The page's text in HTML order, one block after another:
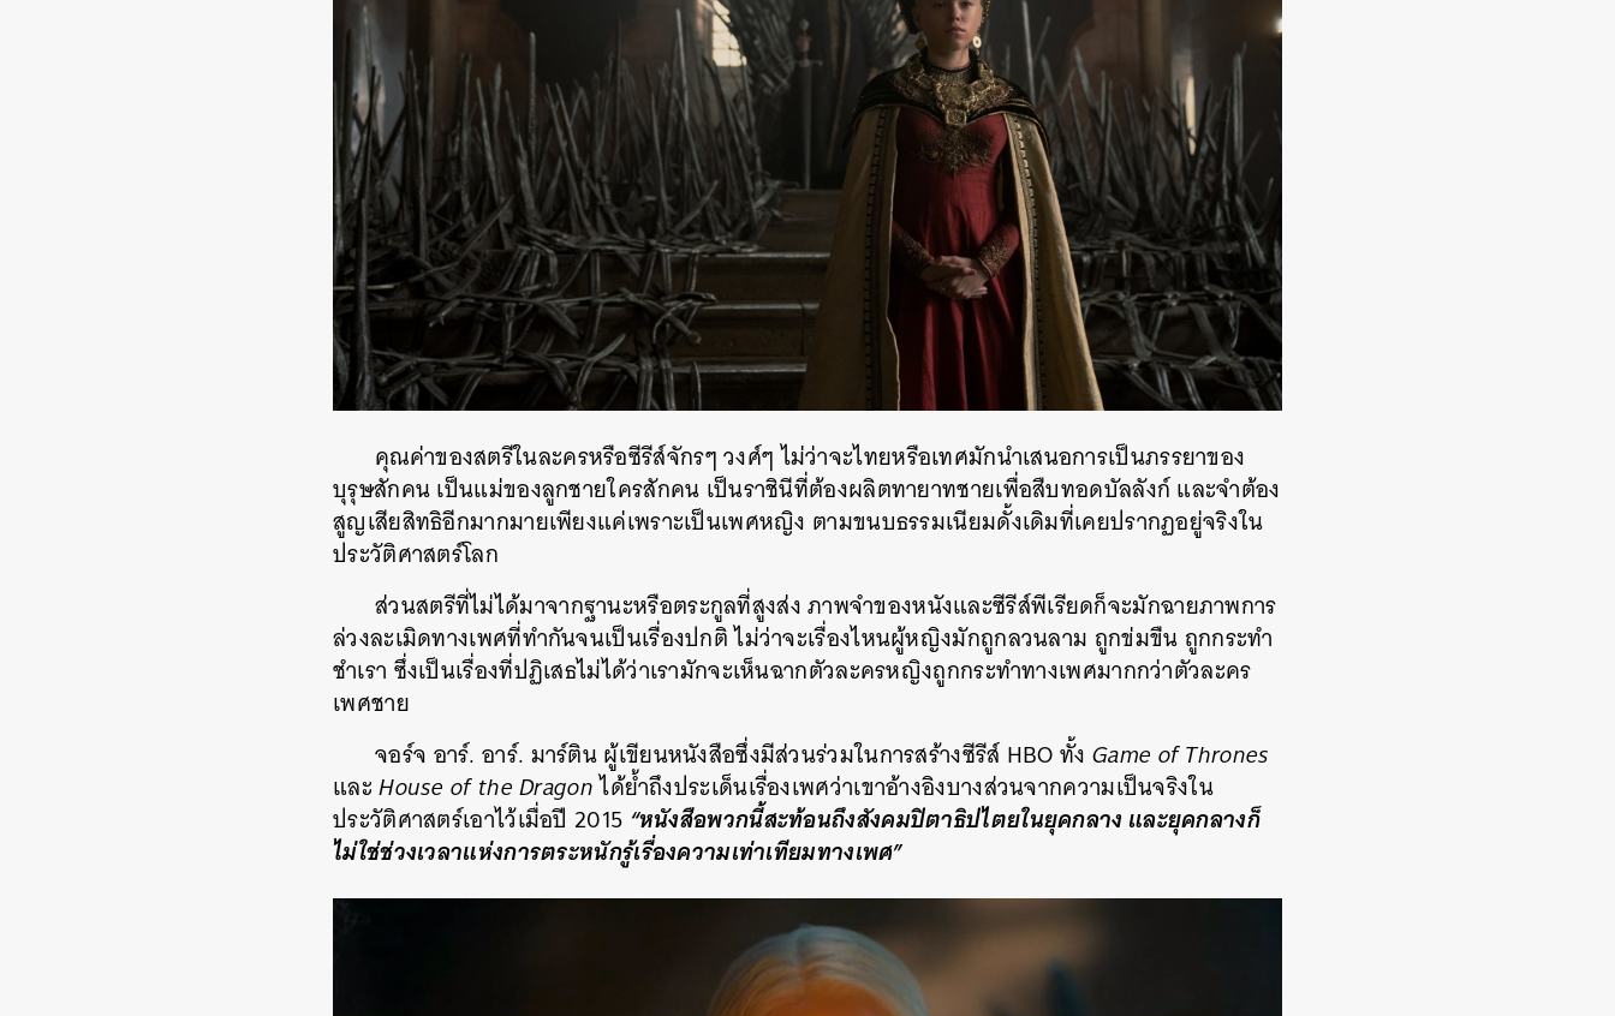
คุณค่าของสตรีในละครหรือซีรีส์จักรๆ วงศ์ๆ ไม่ว่าจะไทยหรือเทศมักนำเสนอการเป็นภรรยาของ
บุรุษสักคน เป็นแม่ของลูกชายใครสักคน เป็นราชินีที่ต้องผลิตทายาทชายเพื่อสืบทอดบัลลังก์ และจำต้อง
สูญเสียสิทธิอีกมากมายเพียงแค่เพราะเป็นเพศหญิง ตามขนบธรรมเนียมดั้งเดิมที่เคยปรากฏอยู่จริงใน
ประวัติศาสตร์โลก
ส่วนสตรีที่ไม่ได้มาจากฐานะหรือตระกูลที่สูงส่ง ภาพจำของหนังและซีรีส์พีเรียดก็จะมักฉายภาพการ
ล่วงละเมิดทางเพศที่ทำกันจนเป็นเรื่องปกติ ไม่ว่าจะเรื่องไหนผู้หญิงมักถูกลวนลาม ถูกข่มขืน ถูกกระทำ
ชำเรา ซึ่งเป็นเรื่องที่ปฏิเสธไม่ได้ว่าเรามักจะเห็นฉากตัวละครหญิงถูกกระทำทางเพศมากกว่าตัวละคร
เพศชาย
จอร์จ อาร์. อาร์. มาร์ติน ผู้เขียนหนังสือซึ่งมีส่วนร่วมในการสร้างซีรีส์ HBO ทั้งGame of Thrones
และHouse of the Dragonได้ย้ำถึงประเด็นเรื่องเพศว่าเขาอ้างอิงบางส่วนจากความเป็นจริงใน
ประวัติศาสตร์เอาไว้เมื่อปี 2015 “หนังสือพวกนี้สะท้อนถึงสังคมปิตาธิปไตยในยุคกลาง และยุคกลางก็
ไม่ใช่ช่วงเวลาแห่งการตระหนักรู้เรื่องความเท่าเทียมทางเพศ”
SHARE TWEET LINE EMAIL